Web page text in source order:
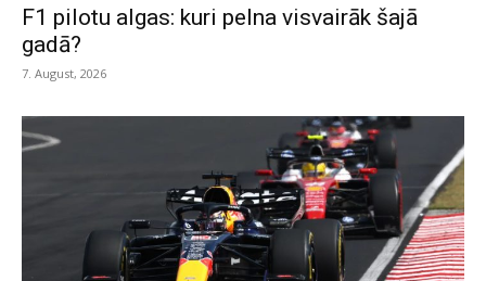
F1 pilotu algas: kuri pelna visvairāk šajā
gadā?
7. August, 2026